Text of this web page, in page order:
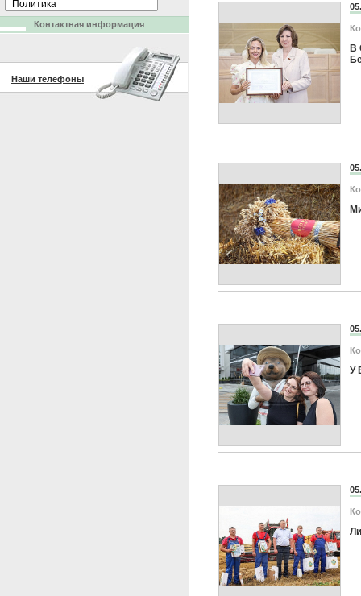
В
У
Контактная информация
Наши телефоны